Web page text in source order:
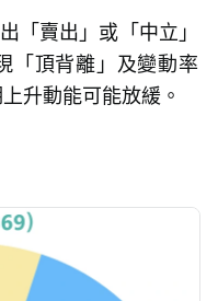
「賣出」或「中立」
「頂背離」及變動率
升動能可能放緩。